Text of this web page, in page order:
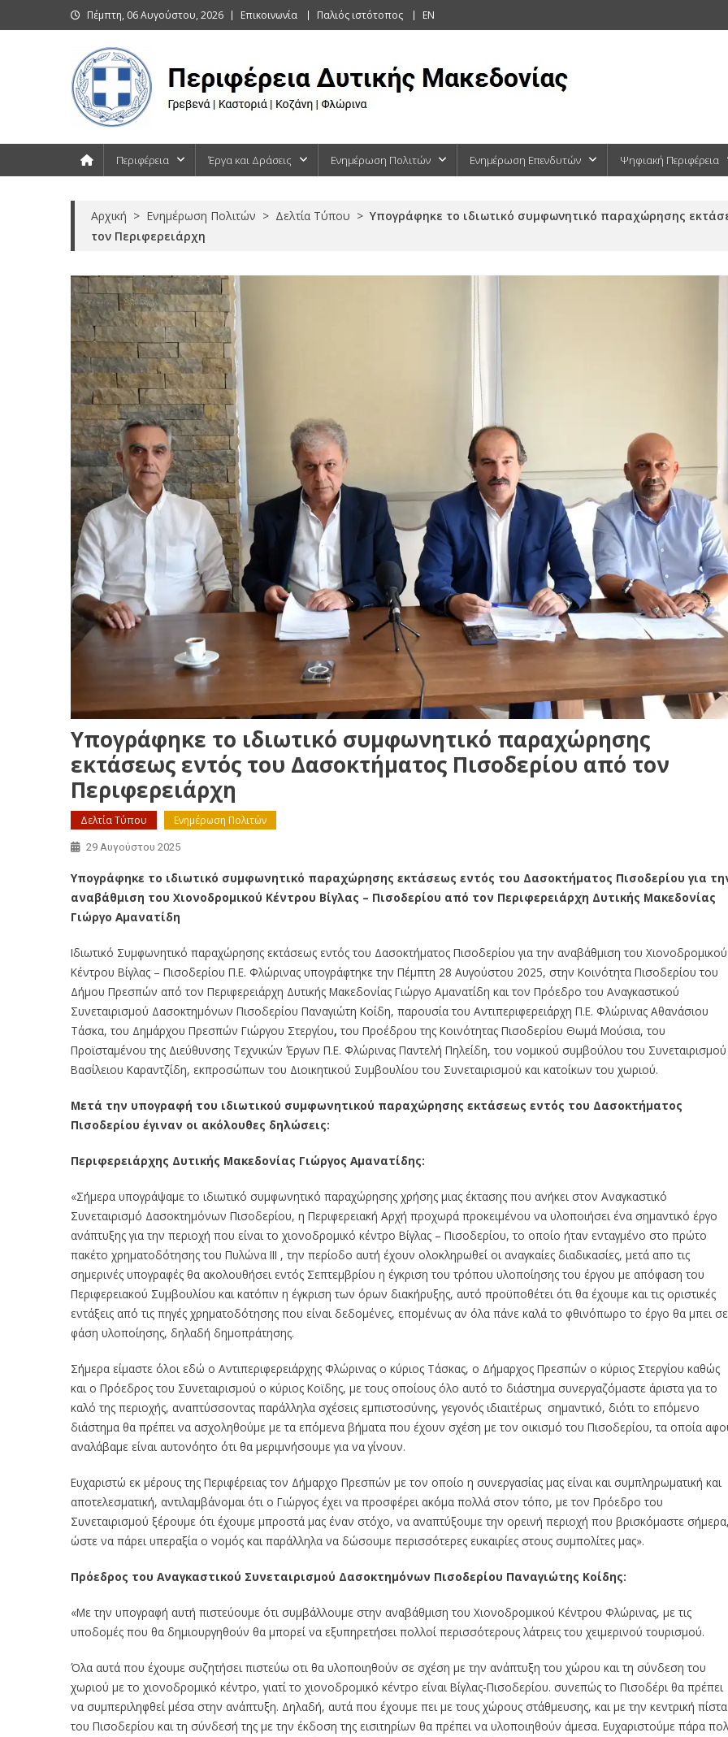
to
Πέμπτη, 06 Αυγούστου, 2026 Επικοινωνία Παλιός ιστότοπος EN
Περιφέρεια Έργα και Δράσεις Ενημέρωση Πολιτών Ενημέρωση Επενδυτών Ψηφιακή Περιφέρεια
Αρχική > Ενημέρωση Πολιτών > Δελτία Τύπου > Υπογράφηκε το ιδιωτικό συμφωνητικό παραχώρησης
τον Περιφερειάρχη
Υπογράφηκε το ιδιωτικό συμφωνητικό παραχώρησης
εκτάσεως εντός του Δασοκτήματος Πισοδερίου από τον
Περιφερειάρχη
Δελτία Τύπου Ενημέρωση Πολιτών
29 Αυγούστου 2025
Υπογράφηκε το ιδιωτικό συμφωνητικό παραχώρησης εκτάσεως εντός του Δασοκτήματος Πισοδερίου για
αναβάθμιση του Χιονοδρομικού Κέντρου Βίγλας – Πισοδερίου από τον Περιφερειάρχη Δυτικής Μακεδονίας
Γιώργο Αμανατίδη
Ιδιωτικό Συμφωνητικό παραχώρησης εκτάσεως εντός του Δασοκτήματος Πισοδερίου για την αναβάθμιση του Χιονοδρομικού
Κέντρου Βίγλας – Πισοδερίου Π.Ε. Φλώρινας υπογράφτηκε την Πέμπτη 28 Αυγούστου 2025, στην Κοινότητα Πισοδερίου του
Δήμου Πρεσπών από τον Περιφερειάρχη Δυτικής Μακεδονίας Γιώργο Αμανατίδη και τον Πρόεδρο του Αναγκαστικού
Συνεταιρισμού Δασοκτημόνων Πισοδερίου Παναγιώτη Κοίδη, παρουσία του Αντιπεριφερειάρχη Π.Ε. Φλώρινας Αθανάσιου
Τάσκα, του Δημάρχου Πρεσπών Γιώργου Στεργίου, του Προέδρου της Κοινότητας Πισοδερίου Θωμά Μούσια, του
Προϊσταμένου της Διεύθυνσης Τεχνικών Έργων Π.Ε. Φλώρινας Παντελή Πηλείδη, του νομικού συμβούλου του Συνεταιρισμού
Βασίλειου Καραντζίδη, εκπροσώπων του Διοικητικού Συμβουλίου του Συνεταιρισμού και κατοίκων του χωριού.
Μετά την υπογραφή του ιδιωτικού συμφωνητικού παραχώρησης εκτάσεως εντός του Δασοκτήματος
Πισοδερίου έγιναν οι ακόλουθες δηλώσεις:
Περιφερειάρχης Δυτικής Μακεδονίας Γιώργος Αμανατίδης:
«Σήμερα υπογράψαμε το ιδιωτικό συμφωνητικό παραχώρησης χρήσης μιας έκτασης που ανήκει στον Αναγκαστικό
Συνεταιρισμό Δασοκτημόνων Πισοδερίου, η Περιφερειακή Αρχή προχωρά προκειμένου να υλοποιήσει ένα σημαντικό έργο
ανάπτυξης για την περιοχή που είναι το χιονοδρομικό κέντρο Βίγλας – Πισοδερίου, το οποίο ήταν ενταγμένο στο πρώτο
πακέτο χρηματοδότησης του Πυλώνα ΙΙΙ , την περίοδο αυτή έχουν ολοκληρωθεί οι αναγκαίες διαδικασίες, μετά απο τις
σημερινές υπογραφές θα ακολουθήσει εντός Σεπτεμβρίου η έγκριση του τρόπου υλοποίησης του έργου με απόφαση του
Περιφερειακού Συμβουλίου και κατόπιν η έγκριση των όρων διακήρυξης, αυτό προϋποθέτει ότι θα έχουμε και τις οριστικές
εντάξεις από τις πηγές χρηματοδότησης που είναι δεδομένες, επομένως αν όλα πάνε καλά το φθινόπωρο το έργο θα μπει σε
φάση υλοποίησης, δηλαδή δημοπράτησης.
Σήμερα είμαστε όλοι εδώ ο Αντιπεριφερειάρχης Φλώρινας ο κύριος Τάσκας, ο Δήμαρχος Πρεσπών ο κύριος Στεργίου καθώς
και ο Πρόεδρος του Συνεταιρισμού ο κύριος Κοϊδης, με τους οποίους όλο αυτό το διάστημα συνεργαζόμαστε άριστα για το
καλό της περιοχής, αναπτύσσοντας παράλληλα σχέσεις εμπιστοσύνης, γεγονός ιδιαιτέρως σημαντικό, διότι το επόμενο
διάστημα θα πρέπει να ασχοληθούμε με τα επόμενα βήματα που έχουν σχέση με τον οικισμό του Πισοδερίου, τα οποία
αναλάβαμε είναι αυτονόητο ότι θα μεριμνήσουμε για να γίνουν.
Ευχαριστώ εκ μέρους της Περιφέρειας τον Δήμαρχο Πρεσπών με τον οποίο η συνεργασίας μας είναι και συμπληρωματική και
αποτελεσματική, αντιλαμβάνομαι ότι ο Γιώργος έχει να προσφέρει ακόμα πολλά στον τόπο, με τον Πρόεδρο του
Συνεταιρισμού ξέρουμε ότι έχουμε μπροστά μας έναν στόχο, να αναπτύξουμε την ορεινή περιοχή που βρισκόμαστε
ώστε να πάρει υπεραξία ο νομός και παράλληλα να δώσουμε περισσότερες ευκαιρίες στους συμπολίτες μας».
Πρόεδρος του Αναγκαστικού Συνεταιρισμού Δασοκτημόνων Πισοδερίου Παναγιώτης Κοίδης:
«Με την υπογραφή αυτή πιστεύουμε ότι συμβάλλουμε στην αναβάθμιση του Χιονοδρομικού Κέντρου Φλώρινας, με τις
υποδομές που θα δημιουργηθούν θα μπορεί να εξυπηρετήσει πολλοί περισσότερους λάτρεις του χειμερινού τουρισμού.
Όλα αυτά που έχουμε συζητήσει πιστεύω οτι θα υλοποιηθούν σε σχέση με την ανάπτυξη του χώρου και τη σύνδεση του
χωριού με το χιονοδρομικό κέντρο, γιατί το χιονοδρομικό κέντρο είναι Βίγλας-Πισοδερίου. συνεπώς το Πισοδέρι θα πρέπει
να συμπεριληφθεί μέσα στην ανάπτυξη. Δηλαδή, αυτά που έχουμε πει με τους χώρους στάθμευσης, και με την κεντρική πίστα
του Πισοδερίου και τη σύνδεσή της με την έκδοση της εισιτηρίων θα πρέπει να υλοποιηθούν άμεσα. Ευχαριστούμε πάρα